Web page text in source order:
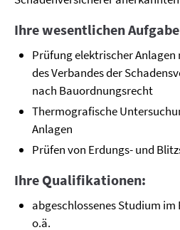
Ihre wesentlichen
Prüfung elektrischer Anlagen
des Verbandes der
nach Bauordnungsrecht
Thermografische
Anlagen
Prüfen von Erdungs- und
Ihre Qualifikationen:
abgeschlossenes Studium
o.ä.